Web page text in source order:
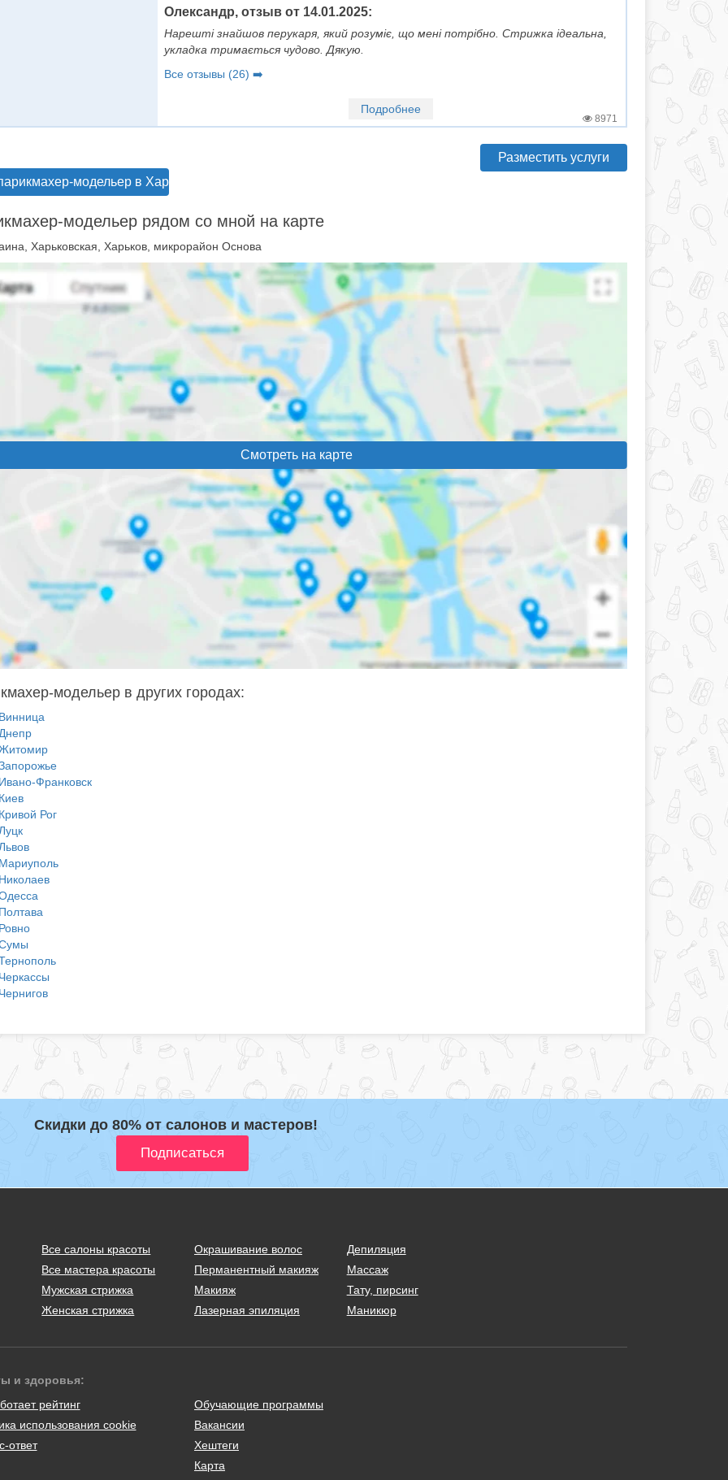
Олександр, отзыв от 14.01.2025:
Нарешті знайшов перукаря, який розуміє, що мені потрібно. Стрижка ідеальна,
укладка тримається чудово. Дякую.
Все отзывы (26) ➡️
Подробнее
8971
модельер в Харькове
Разместить услуги
модельер рядом со мной на карте
Харьковская, Харьков, микрорайон Основа
Смотреть на карте
модельер в других городах:
Франковск
Рог
Скидки до 80% от салонов и мастеров!
Все салоны красоты
Все мастера красоты
Мужская стрижка
Женская стрижка
Окрашивание волос
Перманентный макияж
Макияж
Лазерная эпиляция
Депиляция
Массаж
Тату, пирсинг
Маникюр
и здоровья:
рейтинг
использования cookie
ответ
Обучающие программы
Вакансии
Хештеги
Карта